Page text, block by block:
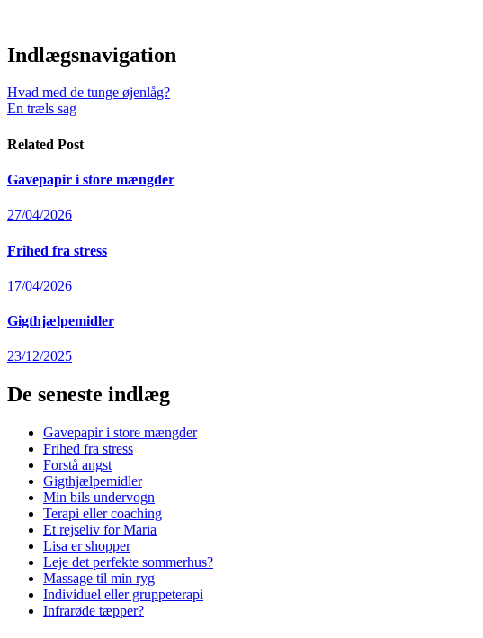
Indlægsnavigation
Hvad med de tunge øjenlåg?
En træls sag
Related Post
Gavepapir i store mængder
27/04/2026
Frihed fra stress
17/04/2026
Gigthjælpemidler
23/12/2025
De seneste indlæg
Gavepapir i store mængder
Frihed fra stress
Forstå angst
Gigthjælpemidler
Min bils undervogn
Terapi eller coaching
Et rejseliv for Maria
Lisa er shopper
Leje det perfekte sommerhus?
Massage til min ryg
Individuel eller gruppeterapi
Infrarøde tæpper?